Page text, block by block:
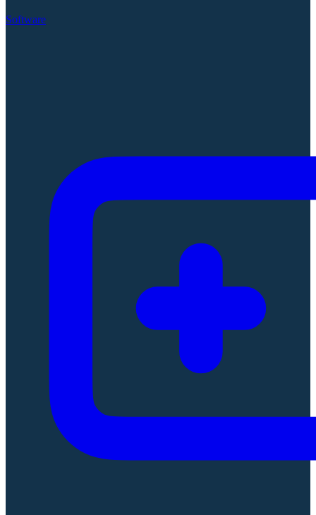
Software